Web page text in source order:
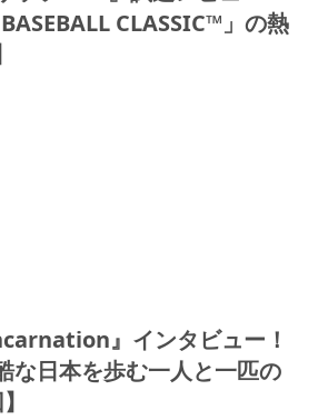
CLASSIC™」の熱
』インタビュー！
な日本を歩む一人と一匹の